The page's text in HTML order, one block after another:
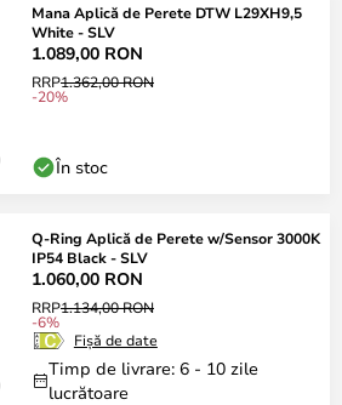
Mana Aplică de Perete DTW L29XH9,5
White - SLV
1.089,00 RON
RRP1.362,00 RON
-20%
În stoc
Q-Ring Aplică de Perete w/Sensor 3000K
IP54 Black - SLV
1.060,00 RON
RRP1.134,00 RON
-6%
Fișă de date
Timp de livrare: 6 - 10 zile
lucrătoare